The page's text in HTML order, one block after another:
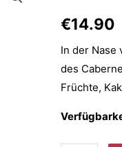
€14.90
In der Nase
des
Früchte,